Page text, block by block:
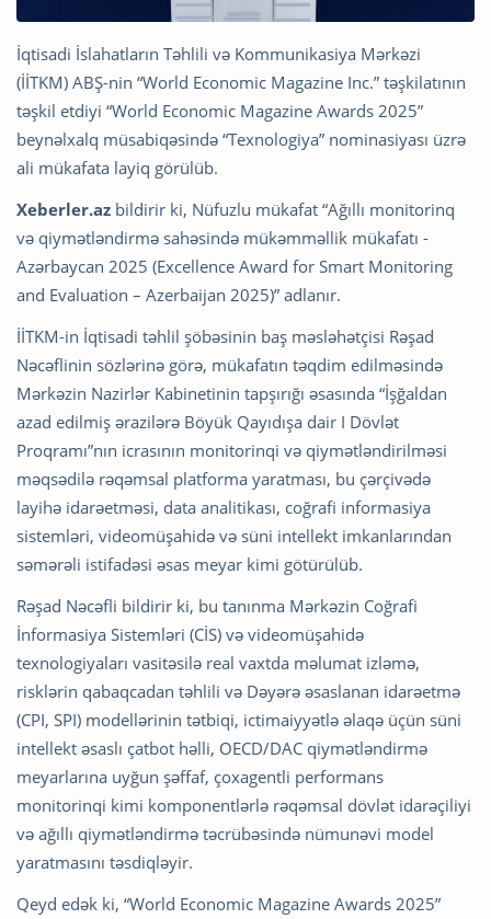
İqtisadi İslahatların Təhlili və Kommunikasiya Mərkəzi
(İİTKM) ABŞ-nin “World Economic Magazine Inc.” təşkilatının
təşkil etdiyi “World Economic Magazine Awards 2025”
beynəlxalq müsabiqəsində “Texnologiya” nominasiyası üzrə
ali mükafata layiq görülüb.
Xeberler.az bildirir ki, Nüfuzlu mükafat “Ağıllı monitorinq
və qiymətləndirmə sahəsində mükəmməllik mükafatı -
Azərbaycan 2025 (Excellence Award for Smart Monitoring
and Evaluation – Azerbaijan 2025)” adlanır.
İİTKM-in İqtisadi təhlil şöbəsinin baş məsləhətçisi Rəşad
Nəcəflinin sözlərinə görə, mükafatın təqdim edilməsində
Mərkəzin Nazirlər Kabinetinin tapşırığı əsasında “İşğaldan
azad edilmiş ərazilərə Böyük Qayıdışa dair I Dövlət
Proqramı”nın icrasının monitorinqi və qiymətləndirilməsi
məqsədilə rəqəmsal platforma yaratması, bu çərçivədə
layihə idarəetməsi, data analitikası, coğrafi informasiya
sistemləri, videomüşahidə və süni intellekt imkanlarından
səmərəli istifadəsi əsas meyar kimi götürülüb.
Rəşad Nəcəfli bildirir ki, bu tanınma Mərkəzin Coğrafi
İnformasiya Sistemləri (CİS) və videomüşahidə
texnologiyaları vasitəsilə real vaxtda məlumat izləmə,
risklərin qabaqcadan təhlili və Dəyərə əsaslanan idarəetmə
(CPI, SPI) modellərinin tətbiqi, ictimaiyyətlə əlaqə üçün süni
intellekt əsaslı çatbot həlli, OECD/DAC qiymətləndirmə
meyarlarına uyğun şəffaf, çoxagentli performans
monitorinqi kimi komponentlərlə rəqəmsal dövlət idarəçiliyi
və ağıllı qiymətləndirmə təcrübəsində nümunəvi model
yaratmasını təsdiqləyir.
Qeyd edək ki, “World Economic Magazine Awards 2025”